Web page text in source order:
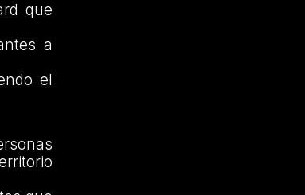
que
a
el